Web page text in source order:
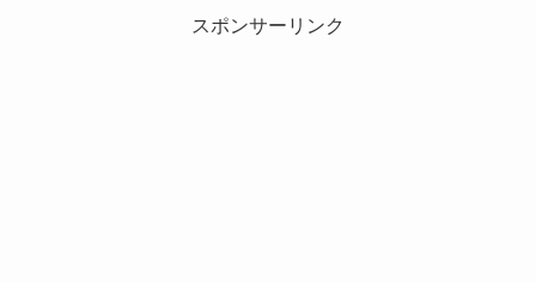
スポンサーリンク